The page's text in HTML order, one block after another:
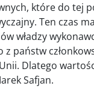
które do tej
Ten czas
władzy
państw
Dlatego
Safjan.